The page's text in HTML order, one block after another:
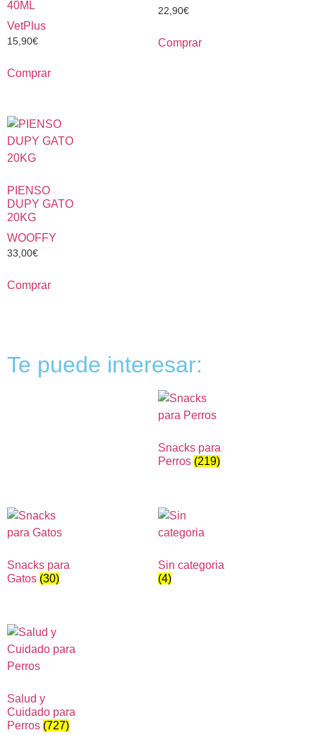
40ML
VetPlus
15,90€
Comprar
22,90€
Comprar
PIENSO
DUPY GATO
20KG
WOOFFY
33,00€
Comprar
Te puede interesar:
Snacks para
Perros (219)
Snacks para
Gatos (30)
Sin categoria
(4)
Salud y
Cuidado para
Perros (727)